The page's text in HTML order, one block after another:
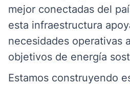
mejor conectadas del
esta infraestructura
necesidades operativas
objetivos de energía
Estamos construyendo